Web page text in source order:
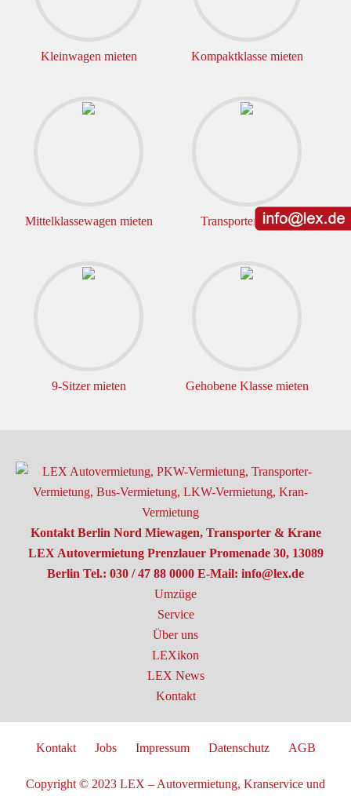
Kleinwagen mieten Kompaktklasse mieten
Mittelklassewagen mieten Transporter mieten
9-Sitzer mieten Gehobene Klasse mieten
Kontakt Berlin Nord Miewagen, Transporter & Krane
LEX AutovermietungPrenzlauer Promenade 30, 13089
Berlin Tel.: 030 / 47 88 0000 E-Mail: info@lex.de
Umzüge
Service
Über uns
LEXikon
LEX News
Kontakt
Kontakt Jobs Impressum Datenschutz AGB
Copyright © 2023 LEX – Autovermietung, Kranservice und